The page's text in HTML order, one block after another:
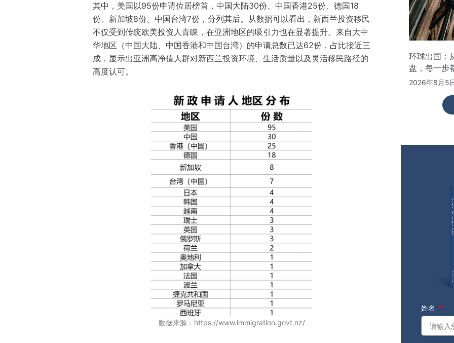
其中，美国以95份申请位居榜首，中国大陆30份、中国香港25份、德国18
份、新加坡8份、中国台湾7份，分列其后。从数据可以看出，新西兰投资移民
不仅受到传统欧美投资人青睐，在亚洲地区的吸引力也在显著提升。来自大中
华地区（中国大陆、中国香港和中国台湾）的申请总数已达62份，占比接近三
成，显示出亚洲高净值人群对新西兰投资环境、生活质量以及灵活移民路径的
高度认可。
数据来源：https://www.immigration.govt.nz/
环球出国：
盘，每一步
2026年8月5
姓名